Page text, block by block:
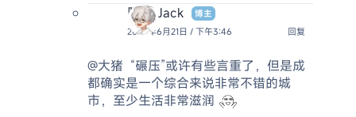
阿杰 Jack
博主
2026年6月21日 / 下午3:46
回复
@大猪 “碾压”或许有些言重了，但是成
都确实是一个综合来说非常不错的城
市，至少生活非常滋润